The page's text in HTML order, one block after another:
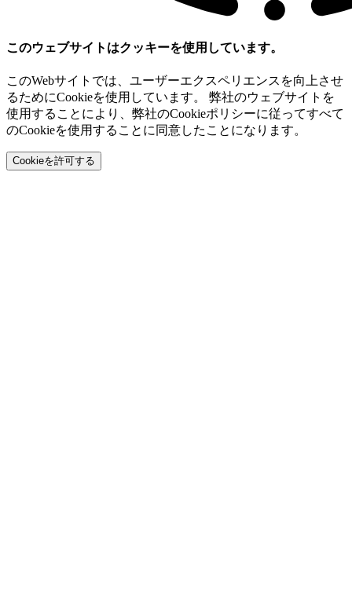
このウェブサイトはクッキーを使用しています。
このWebサイトでは、ユーザーエクスペリエンスを向上させ
るためにCookieを使用しています。 弊社のウェブサイトを
使用することにより、弊社のCookieポリシーに従ってすべて
のCookieを使用することに同意したことになります。
Cookieを許可する